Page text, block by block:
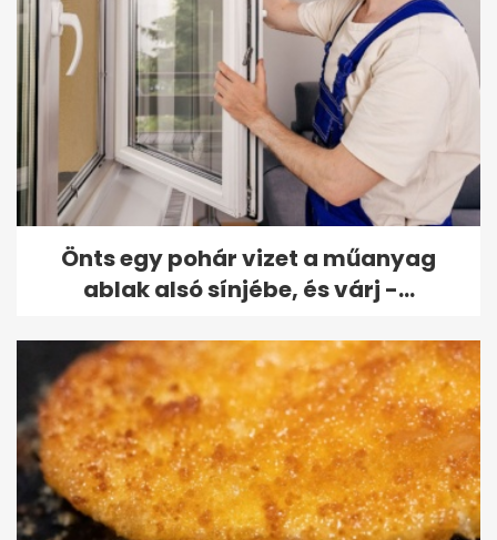
Önts egy pohár vizet a műanyag
ablak alsó sínjébe, és várj -...